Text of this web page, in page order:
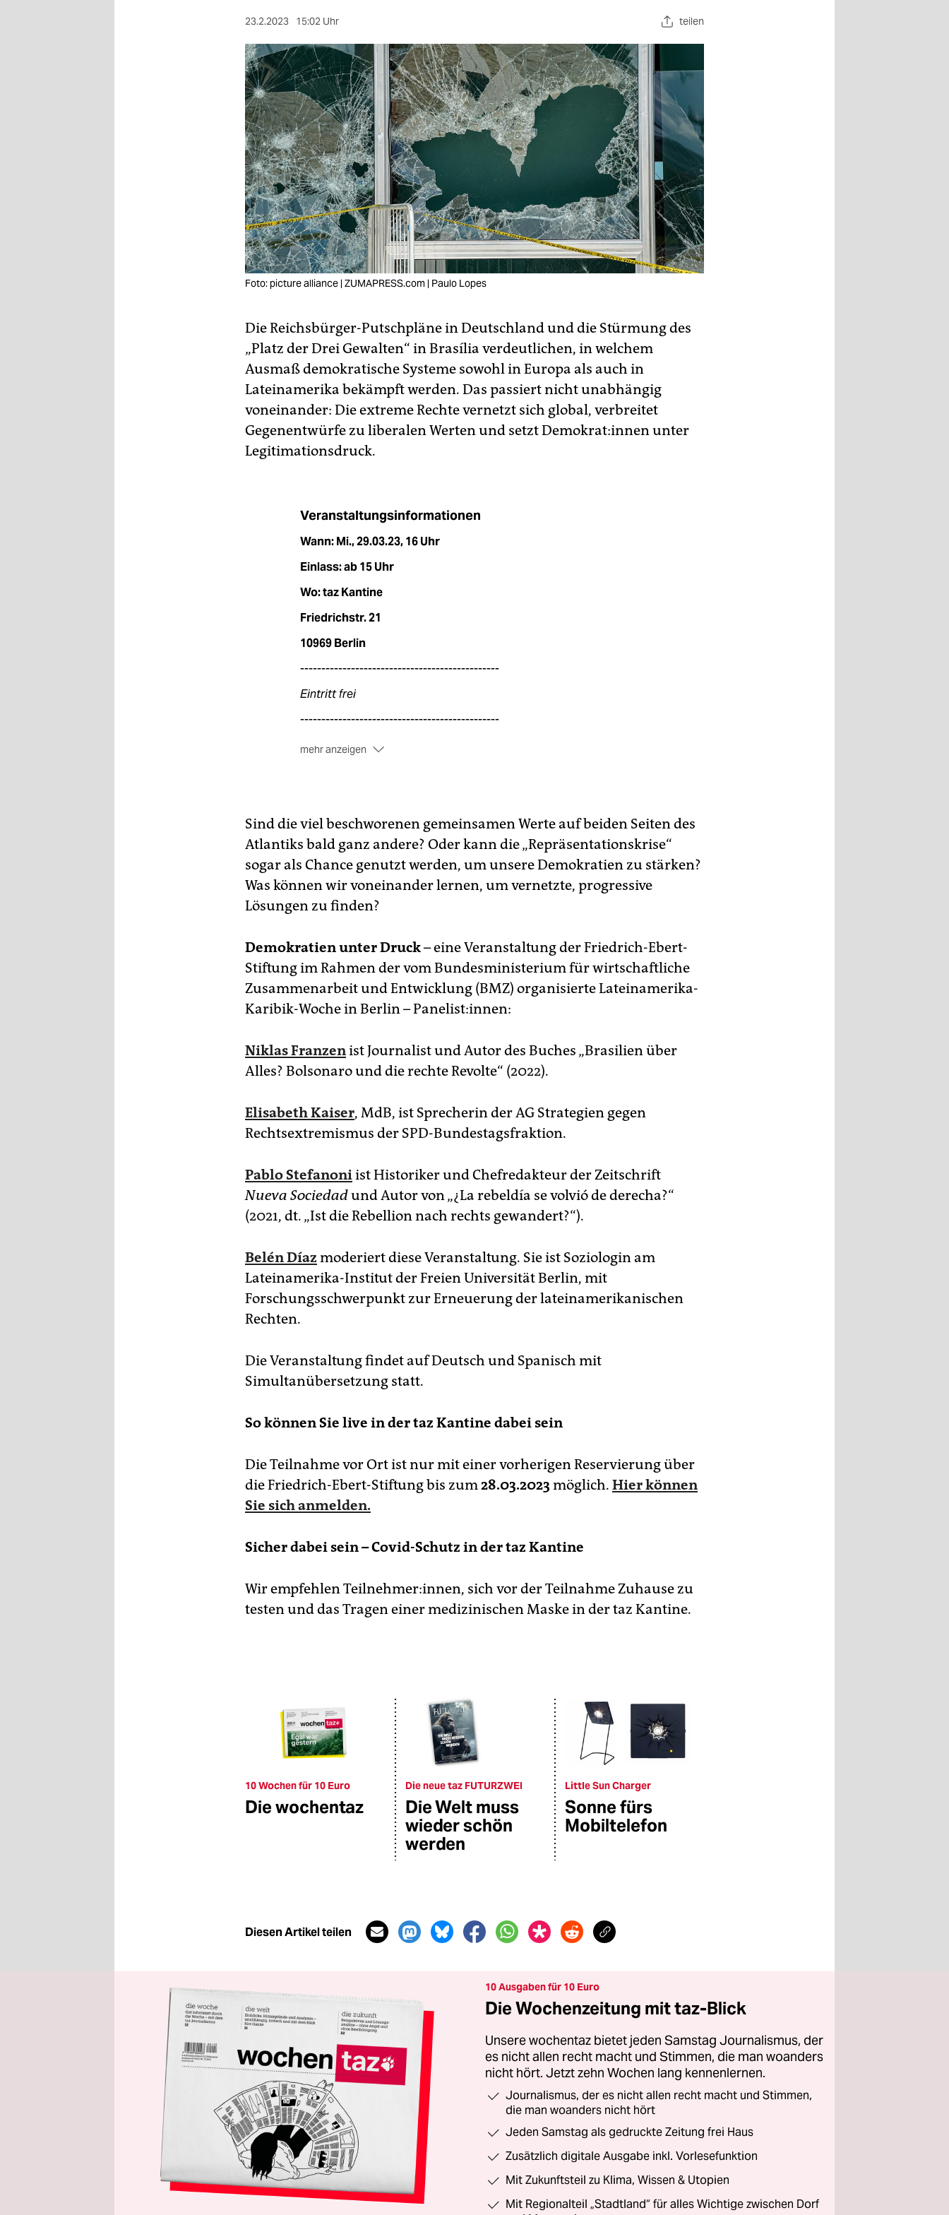
23.2.2023 15:02 Uhr teilen
Foto: picture alliance | ZUMAPRESS.com | Paulo Lopes
Die Reichsbürger-Putschpläne in Deutschland und die Stürmung des
„Platz der Drei Gewalten“ in Brasília verdeutlichen, in welchem
Ausmaß demokratische Systeme sowohl in Europa als auch in
Lateinamerika bekämpft werden. Das passiert nicht unabhängig
voneinander: Die extreme Rechte vernetzt sich global, verbreitet
Gegenentwürfe zu liberalen Werten und setzt Demokrat:innen unter
Legitimationsdruck.
Veranstaltungsinformationen
Wann: Mi., 29.03.23, 16 Uhr
Einlass: ab 15 Uhr
Wo: taz Kantine
Friedrichstr. 21
10969 Berlin
-----------------------------------------------
Eintritt frei
-----------------------------------------------
mehr anzeigen
können Sie sich anmelden.
Sind die viel beschworenen gemeinsamen Werte auf beiden Seiten des
Atlantiks bald ganz andere? Oder kann die „Repräsentationskrise“
sogar als Chance genutzt werden, um unsere Demokratien zu stärken?
Was können wir voneinander lernen, um vernetzte, progressive
Lösungen zu finden?
Demokratien unter Druck– eine Veranstaltung der Friedrich-Ebert-
Stiftung im Rahmen der vom Bundesministerium für wirtschaftliche
Zusammenarbeit und Entwicklung (BMZ) organisierte Lateinamerika-
Karibik-Woche in Berlin – Panelist:innen:
Niklas Franzenist Journalist und Autor des Buches „Brasilien über
Alles? Bolsonaro und die rechte Revolte“ (2022).
Elisabeth Kaiser, MdB, ist Sprecherin der AG Strategien gegen
Rechtsextremismus der SPD-Bundestagsfraktion.
Pablo Stefanoniist Historiker und Chefredakteur der Zeitschrift
Nueva Sociedadund Autor von „¿La rebeldía se volvió de derecha?“
(2021, dt. „Ist die Rebellion nach rechts gewandert?“).
Belén Díaz moderiert diese Veranstaltung. Sie ist Soziologin am
Lateinamerika-Institut der Freien Universität Berlin, mit
Forschungsschwerpunkt zur Erneuerung der lateinamerikanischen
Rechten.
Die Veranstaltung findet auf Deutsch und Spanisch mit
Simultanübersetzung statt.
So können Sie live in der taz Kantine dabei sein
Die Teilnahme vor Ort ist nur mit einer vorherigen Reservierung über
die Friedrich-Ebert-Stiftung bis zum28.03.2023 möglich. Hier können
Sie sich anmelden.
Sicher dabei sein – Covid-Schutz in der taz Kantine
Wir empfehlen Teilnehmer:innen, sich vor der Teilnahme Zuhause zu
testen und das Tragen einer medizinischen Maske in der taz Kantine.
10 Wochen für 10 Euro
Die wochentaz
Die neue taz FUTURZWEI
Die Welt muss
wieder schön
werden
Little Sun Charger
Sonne fürs
Mobiltelefon
Diesen Artikel teilen
10 Ausgaben für 10 Euro
Die Wochenzeitung mit taz-Blick
Unsere wochentaz bietet jeden Samstag Journalismus, der
es nicht allen recht macht und Stimmen, die man woanders
nicht hört. Jetzt zehn Wochen lang kennenlernen.
Journalismus, der es nicht allen recht macht und Stimmen,
die man woanders nicht hört
Jeden Samstag als gedruckte Zeitung frei Haus
Zusätzlich digitale Ausgabe inkl. Vorlesefunktion
Mit Zukunftsteil zu Klima, Wissen & Utopien
Mit Regionalteil „Stadtland“ für alles Wichtige zwischen Dorf